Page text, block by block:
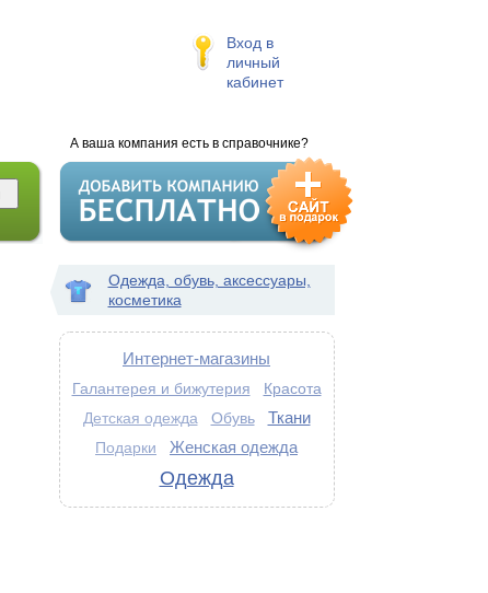
Вход в
личный
кабинет
А ваша компания есть в справочнике?
Одежда, обувь, аксессуары,
косметика
Интернет-магазины
Галантерея и бижутерия Красота
Детская одежда Обувь Ткани
Подарки Женская одежда
Одежда